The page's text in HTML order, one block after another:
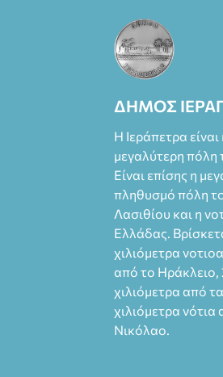
ΔΗΜΟΣ
Η Ιεράπετρα
μεγαλύτερη πόλη
Είναι επίσης η
πληθυσμό πόλη
Λασιθίου και η
Ελλάδας.
χιλιόμετρα
από το Ηράκλειο,
χιλιόμετρα από
χιλιόμετρα νότια
Νικόλαο.